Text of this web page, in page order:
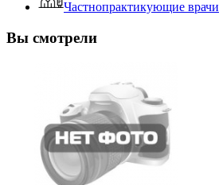
Частнопрактикующие врачи
Вы смотрели